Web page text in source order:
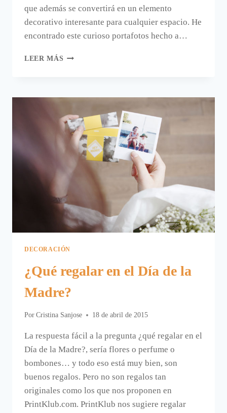
que además se convertirá en un elemento
decorativo interesante para cualquier espacio. He
encontrado este curioso portafotos hecho a…
LEER MÁS UN
FOTOS,
A
MANO.
DECORACIÓN
¿Qué regalar en el Día de la
Madre?
Por Cristina Sanjose 18 de abril de 2015
La respuesta fácil a la pregunta ¿qué regalar en el
Día de la Madre?, sería flores o perfume o
bombones… y todo eso está muy bien, son
buenos regalos. Pero no son regalos tan
originales como los que nos proponen en
PrintKlub.com. PrintKlub nos sugiere regalar